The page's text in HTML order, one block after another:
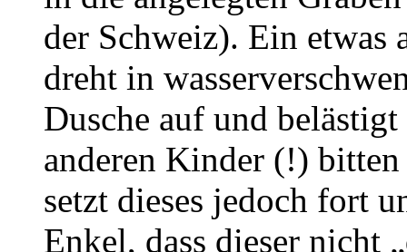
der Schweiz). Ein etwas
dreht in
Dusche auf und
anderen Kinder (!)
setzt dieses jedoch fort
Enkel, dass dieser nicht